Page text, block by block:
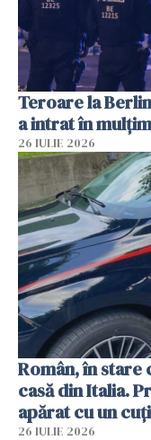
Teroare la
a intrat în
26 IULIE 2026
Român, în
casă din Italia.
apărat cu un
26 IULIE 2026